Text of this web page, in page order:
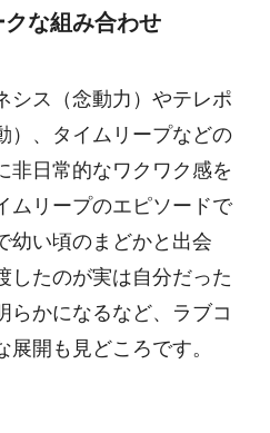
な組み合わせ
シス（念動力）やテレポ
）、タイムリープなどの
非日常的なワクワク感を
ムリープのエピソードで
幼い頃のまどかと出会
したのが実は自分だった
らかになるなど、ラブコ
開も見どころです。